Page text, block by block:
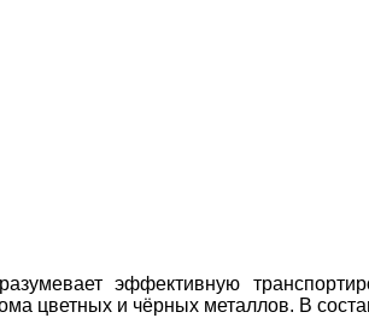
эффективную
цветных и чёрных металлов. В